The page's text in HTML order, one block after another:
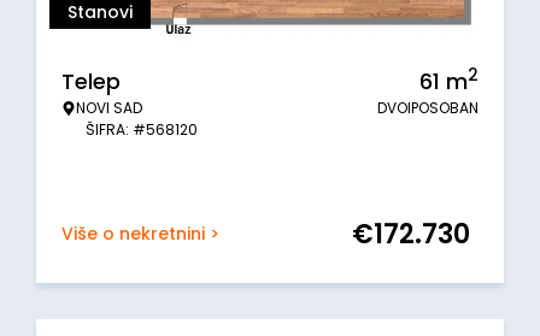
Stanovi
Telep
NOVI SAD
ŠIFRA: #568120
61 m2
DVOIPOSOBAN
Više o nekretnini > €172.730